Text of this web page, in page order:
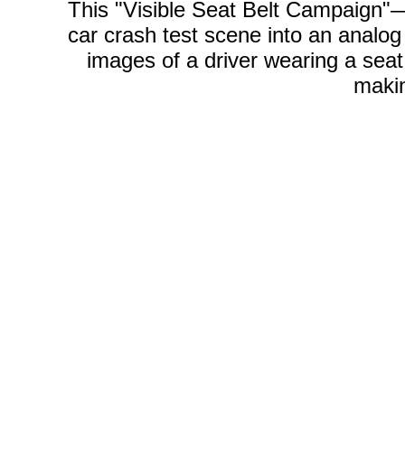
This "Visible Seat Belt
car crash test scene into an
images of a driver wearing a